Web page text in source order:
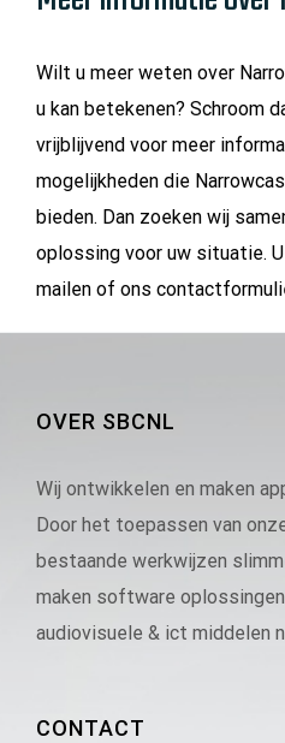
Wilt u meer weten over
u kan betekenen? Schroom
vrijblijvend voor meer
mogelijkheden die
bieden. Dan zoeken wij
oplossing voor uw situatie.
mailen of ons
OVER SBCNL
Wij ontwikkelen en maken
Door het toepassen van
bestaande werkwijzen
maken software
audiovisuele & ict middelen
CONTACT